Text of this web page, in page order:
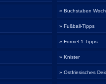
» Buchstaben
» Fußball-Tipps
» Formel 1-Tipps
» Knister
» Ostfriesisches